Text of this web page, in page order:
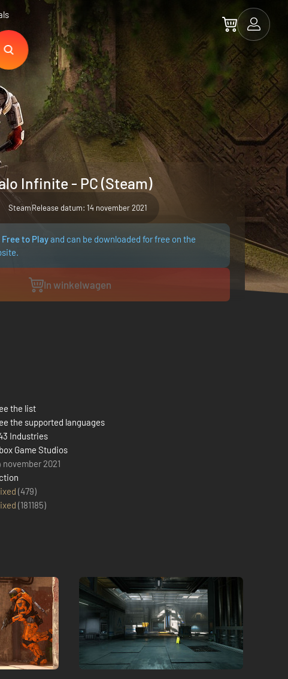
Infinite - PC (Steam)
SteamRelease datum: 14 november 2021
Free to Playand can be downloaded for free on the
In winkelwagen
the list
the supported languages
Industries
Game Studios
november 2021
(479)
(181185)